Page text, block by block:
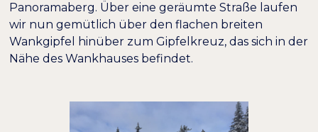
Panoramaberg. Über eine geräumte Straße laufen
wir nun gemütlich über den flachen breiten
Wankgipfel hinüber zum Gipfelkreuz, das sich in der
Nähe des Wankhauses befindet.